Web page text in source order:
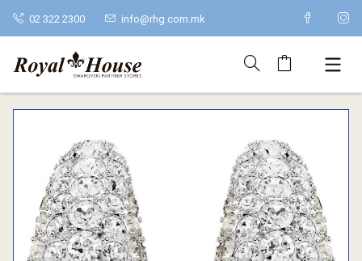
02 322 2300 info@rhg.com.mk